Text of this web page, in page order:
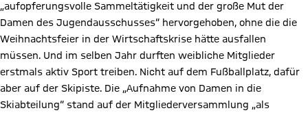
„aufopferungsvolle Sammeltätigkeit und der große Mut der
Damen des Jugendausschusses“ hervorgehoben, ohne die die
Weihnachtsfeier in der Wirtschaftskrise hätte ausfallen
müssen. Und im selben Jahr durften weibliche Mitglieder
erstmals aktiv Sport treiben. Nicht auf dem Fußballplatz, dafür
aber auf der Skipiste. Die „Aufnahme von Damen in die
Skiabteilung“ stand auf der Mitgliederversammlung „als